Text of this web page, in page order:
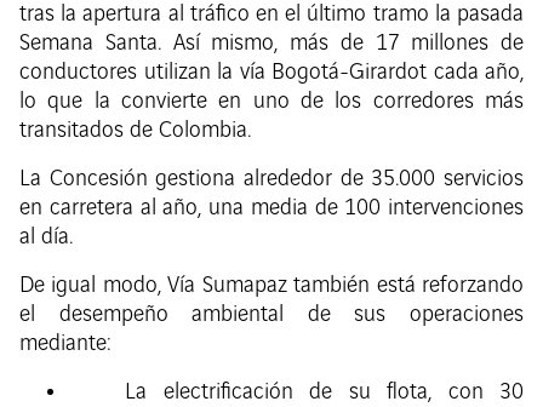
tras la apertura al tráfico en el último tramo la pasada
Semana Santa. Así mismo, más de 17 millones de
conductores utilizan la vía Bogotá-Girardot cada año,
lo que la convierte en uno de los corredores más
transitados de Colombia.
La Concesión gestiona alrededor de 35.000 servicios
en carretera al año, una media de 100 intervenciones
al día.
De igual modo, Vía Sumapaz también está reforzando
el desempeño ambiental de sus operaciones
mediante:
La electrificación de su flota, con 30